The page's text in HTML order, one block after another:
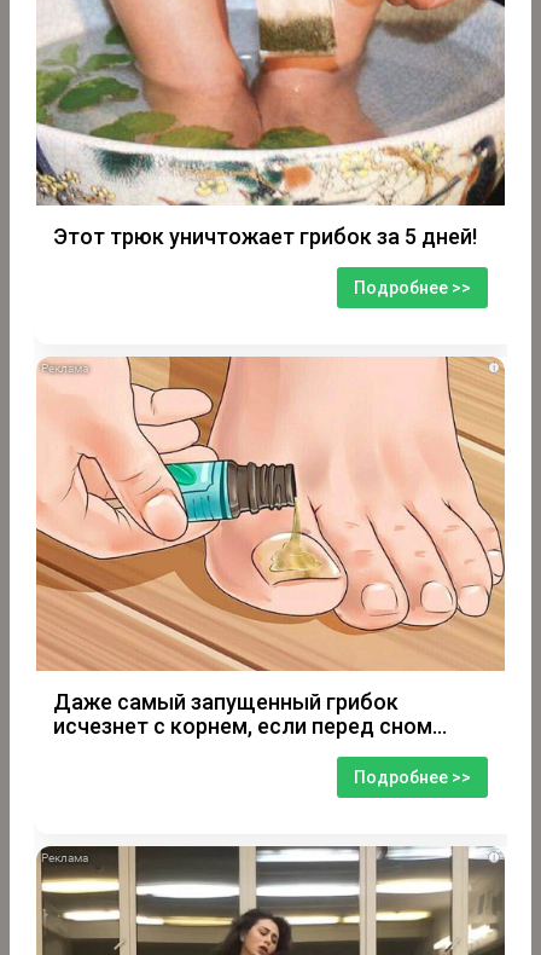
Этот трюк уничтожает грибок за 5 дней!
Подробнее >>
i
Даже самый запущенный грибок
исчезнет с корнем, если перед сном…
Подробнее >>
i